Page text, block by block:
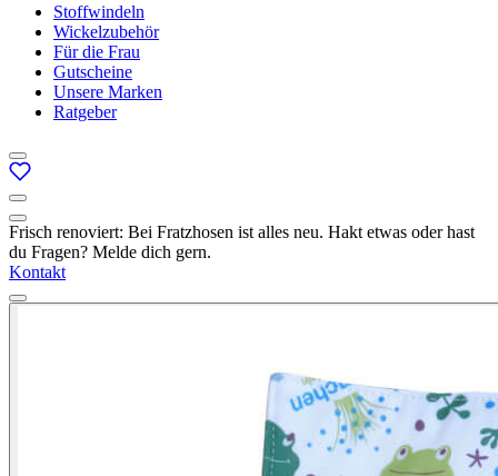
Stoffwindeln
Wickelzubehör
Für die Frau
Gutscheine
Unsere Marken
Ratgeber
Frisch renoviert: Bei Fratzhosen ist alles neu. Hakt etwas oder hast
du Fragen? Melde dich gern.
Kontakt